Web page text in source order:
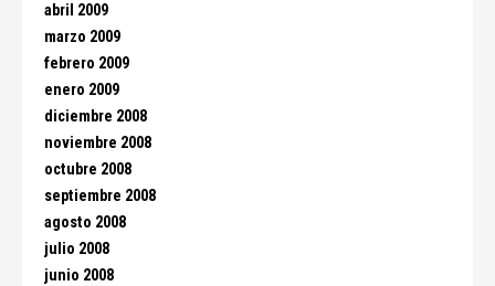
abril 2009
marzo 2009
febrero 2009
enero 2009
diciembre 2008
noviembre 2008
octubre 2008
septiembre 2008
agosto 2008
julio 2008
junio 2008